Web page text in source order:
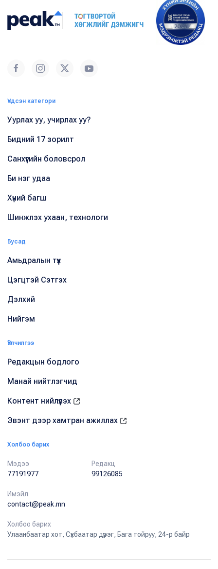
Үндсэн категори
Уурлах уу, учирлах уу?
Бидний 17 зорилт
Санхүүгийн боловсрол
Би нэг удаа
Хүний багш
Шинжлэх ухаан, технологи
Бусад
Амьдралын түүх
Цэгцтэй Сэтгэх
Дэлхий
Нийгэм
Үйлчилгээ
Редакцын бодлого
Манай нийтлэгчид
Контент нийлүүлэх
Эвэнт дээр хамтран ажиллах
Холбоо барих
Мэдээ
77191977
Редакц
99126085
Имэйл
contact@peak.mn
Холбоо барих
Улаанбаатар хот, Сүхбаатар дүүрэг, Бага тойруу, 24-р байр